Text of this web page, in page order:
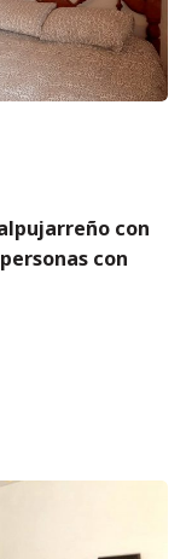
con
con